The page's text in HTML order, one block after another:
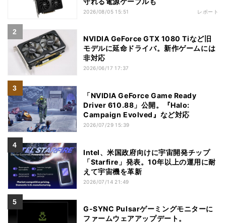
2026/08/05 15:51 レポート
NVIDIA GeForce GTX 1080 Tiなど旧
モデルに延命ドライバ。新作ゲームには
非対応
2026/06/17 17:37
「NVIDIA GeForce Game Ready
Driver 610.88」公開。『Halo:
Campaign Evolved』など対応
2026/07/29 15:39
Intel、米国政府向けに宇宙開発チップ
「Starfire」発表。10年以上の運用に耐
えて宇宙機を革新
2026/07/14 21:49
G-SYNC Pulsarゲーミングモニターに
ファームウェアアップデート。